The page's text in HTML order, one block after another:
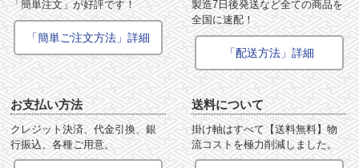
「簡単注文」が好評です！
「簡単ご注文方法」詳細
製造7日後発送など全ての商品を
全国に速配！
「配送方法」詳細
お支払い方法
クレジット決済、代金引換、銀
行振込、各種ご用意。
送料について
掛け軸はすべて【送料無料】物
流コストを極力削減しました。